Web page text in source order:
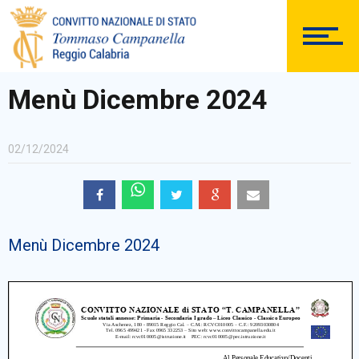
DOCUMENTAZIONE
PERSONALE
Comunicazioni Esterne
BACHECA SINDACALE
Menù Dicembre 2024
02/12/2024
Menù Dicembre 2024